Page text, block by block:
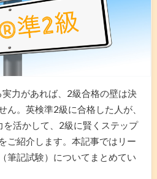
力があれば、2級合格の壁は決
ん。英検準2級に合格した人が、
活かして、2級に賢くステップ
ご紹介します。本記事ではリー
筆記試験）についてまとめてい